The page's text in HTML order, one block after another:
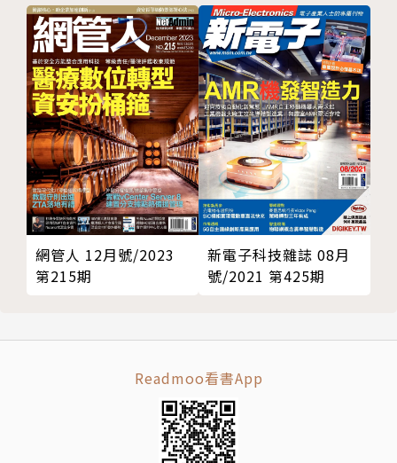
網管人 12月號/2023
第215期
新電子科技雜誌 08月
號/2021 第425期
Readmoo看書App